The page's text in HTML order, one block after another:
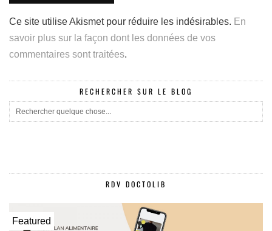
Ce site utilise Akismet pour réduire les indésirables. En
savoir plus sur la façon dont les données de vos
commentaires sont traitées.
RECHERCHER SUR LE BLOG
RDV DOCTOLIB
Featured